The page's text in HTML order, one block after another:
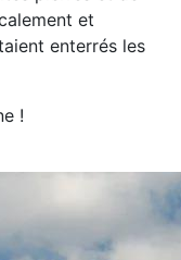
et
enterrés les
!